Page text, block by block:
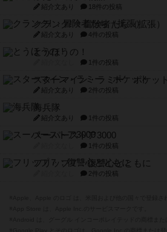
紹介文あり 18件の投稿
クランク! ：冒険者たち（拡張）
紹介文あり 4件の投稿
とうほうの！
1件の投稿
スターマイン・ラミー ポケット
紹介文あり 2件の投稿
海兵隊
紹介文あり 1件の投稿
スーパーストア3000
1件の投稿
フリップ７：復讐心とともに
2件の投稿